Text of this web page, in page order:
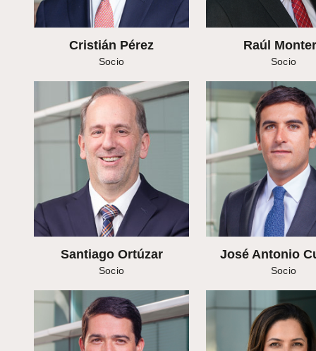
Cristián Pérez
Socio
Raúl
Socio
Santiago Ortúzar
Socio
José Antonio
Socio